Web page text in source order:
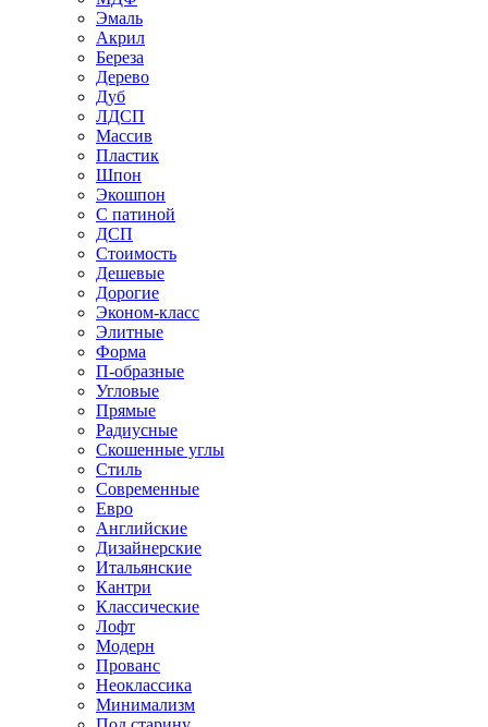
Эмаль
Акрил
Береза
Дерево
Дуб
ЛДСП
Массив
Пластик
Шпон
Экошпон
С патиной
ДСП
Стоимость
Дешевые
Дорогие
Эконом-класс
Элитные
Форма
П-образные
Угловые
Прямые
Радиусные
Скошенные углы
Стиль
Современные
Евро
Английские
Дизайнерские
Итальянские
Кантри
Классические
Лофт
Модерн
Прованс
Неоклассика
Минимализм